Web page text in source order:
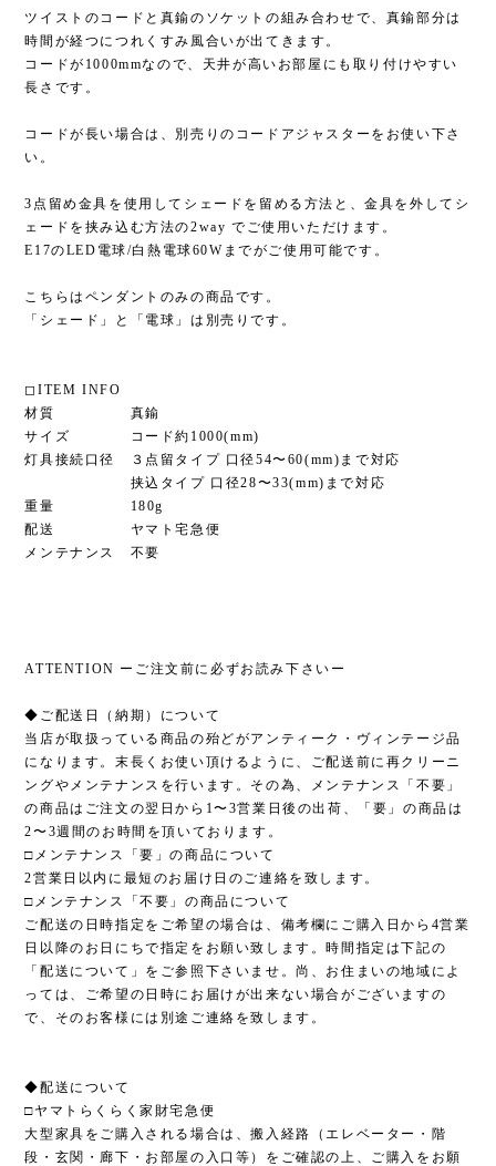
ツイストのコードと真鍮のソケットの組み合わせで、真鍮部分は
時間が経つにつれくすみ風合いが出てきます。
コードが1000mmなので、天井が高いお部屋にも取り付けやすい
長さです。
コードが長い場合は、別売りのコードアジャスターをお使い下さ
い。
3点留め金具を使用してシェードを留める方法と、金具を外してシ
ェードを挟み込む方法の2way でご使用いただけます。
E17のLED電球/白熱電球60Wまでがご使用可能です。
こちらはペンダントのみの商品です。
「シェード」と「電球」は別売りです。
◻︎ITEM INFO
材質 真鍮
サイズ コード約1000(mm)
灯具接続口径 ３点留タイプ 口径54〜60(mm)まで対応
挟込タイプ 口径28〜33(mm)まで対応
重量 180g
配送 ヤマト宅急便
メンテナンス 不要
ATTENTION ーご注文前に必ずお読み下さいー
◆ご配送日（納期）について
当店が取扱っている商品の殆どがアンティーク・ヴィンテージ品
になります。末長くお使い頂けるように、ご配送前に再クリーニ
ングやメンテナンスを行います。その為、メンテナンス「不要」
の商品はご注文の翌日から1〜3営業日後の出荷、「要」の商品は
2〜3週間のお時間を頂いております。
□メンテナンス「要」の商品について
2営業日以内に最短のお届け日のご連絡を致します。
□メンテナンス「不要」の商品について
ご配送の日時指定をご希望の場合は、備考欄にご購入日から4営業
日以降のお日にちで指定をお願い致します。時間指定は下記の
「配送について」をご参照下さいませ。尚、お住まいの地域によ
っては、ご希望の日時にお届けが出来ない場合がございますの
で、そのお客様には別途ご連絡を致します。
◆配送について
□ヤマトらくらく家財宅急便
大型家具をご購入される場合は、搬入経路（エレベーター・階
段・玄関・廊下・お部屋の入口等）をご確認の上、ご購入をお願